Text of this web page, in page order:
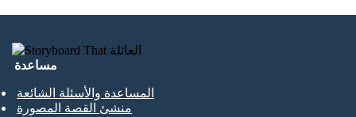
مساعدة
المساعدة والأسئلة الشائعة
منشئ القصة المصورة